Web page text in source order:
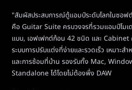
"สัมผัสประสบการณ์ตู้แอมป์ระดับโลกในซอฟ
คือ Guitar Suite ครบวงจรที่รวมแอมป์โมเ
แบบ, เอฟเฟกต์ก้อน 42 ชนิด และ
ระบบการปรับแต่งที่ง่ายและรวดเร็ว เหมาะส
และการซ้อมที่บ้าน รองรับทั้ง Mac,
Standalone ได้โดยไม่ต้องพึ่ง DAW